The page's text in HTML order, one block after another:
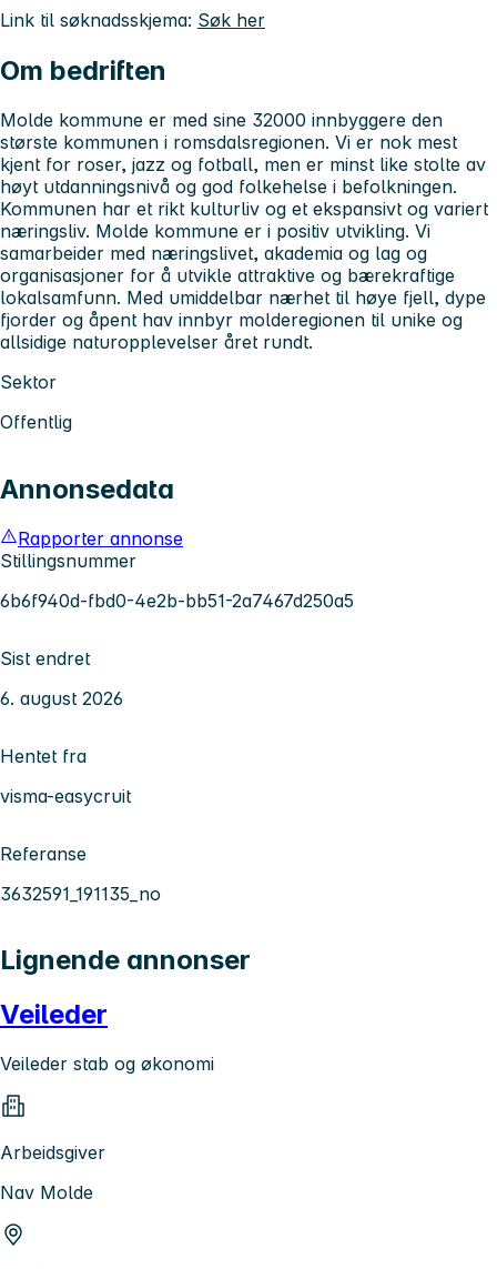
Link til søknadsskjema: Søk her
Om bedriften
Molde kommune er med sine 32000 innbyggere den
største kommunen i romsdalsregionen. Vi er nok mest
kjent for roser, jazz og fotball, men er minst like stolte av
høyt utdanningsnivå og god folkehelse i befolkningen.
Kommunen har et rikt kulturliv og et ekspansivt og variert
næringsliv. Molde kommune er i positiv utvikling. Vi
samarbeider med næringslivet, akademia og lag og
organisasjoner for å utvikle attraktive og bærekraftige
lokalsamfunn. Med umiddelbar nærhet til høye fjell, dype
fjorder og åpent hav innbyr molderegionen til unike og
allsidige naturopplevelser året rundt.
Sektor
Offentlig
Annonsedata
Rapporter annonse
Stillingsnummer
6b6f940d-fbd0-4e2b-bb51-2a7467d250a5
Sist endret
6. august 2026
Hentet fra
visma-easycruit
Referanse
3632591_191135_no
Lignende annonser
Veileder
Veileder stab og økonomi
Arbeidsgiver
Nav Molde